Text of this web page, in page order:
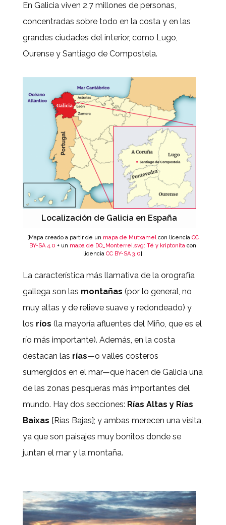
En Galicia viven 2,7 millones de personas,
concentradas sobre todo en la costa y en las
grandes ciudades del interior, como Lugo,
Ourense y Santiago de Compostela.
Localización de Galicia en España
[Mapa creado a partir de un mapa de Mutxamelcon licencia CC
BY-SA 4.0 + un mapa de DO_Monterrei.svg:Té y kriptonita con
licenciaCC BY-SA 3.0]
La característica más llamativa de la orografía
gallega son las montañas (por lo general, no
muy altas y de relieve suave y redondeado) y
los ríos (la mayoría afluentes del Miño, que es el
río más importante). Además, en la costa
destacan las rías—o valles costeros
sumergidos en el mar—que hacen de Galicia una
de las zonas pesqueras más importantes del
mundo. Hay dos secciones: Rías Altas y Rías
Baixas [Rías Bajas]; y ambas merecen una visita,
ya que son paisajes muy bonitos donde se
juntan el mar y la montaña.